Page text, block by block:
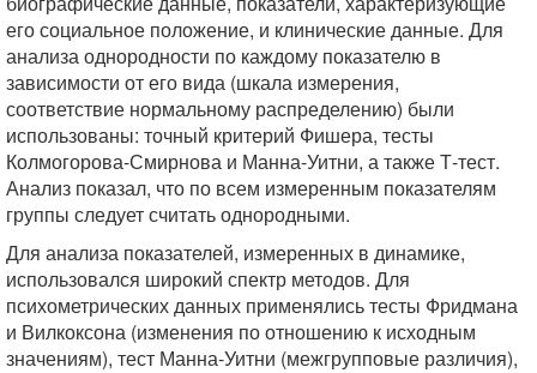
его социальное положение, и клинические данные. Для
анализа однородности по каждому показателю в
зависимости от его вида (шкала измерения,
соответствие нормальному распределению) были
использованы: точный критерий Фишера, тесты
Колмогорова-Смирнова и Манна-Уитни, а также Т-тест.
Анализ показал, что по всем измеренным показателям
группы следует считать однородными.
Для анализа показателей, измеренных в динамике,
использовался широкий спектр методов. Для
психометрических данных применялись тесты Фридмана
и Вилкоксона (изменения по отношению к исходным
значениям), тест Манна-Уитни (межгрупповые различия),